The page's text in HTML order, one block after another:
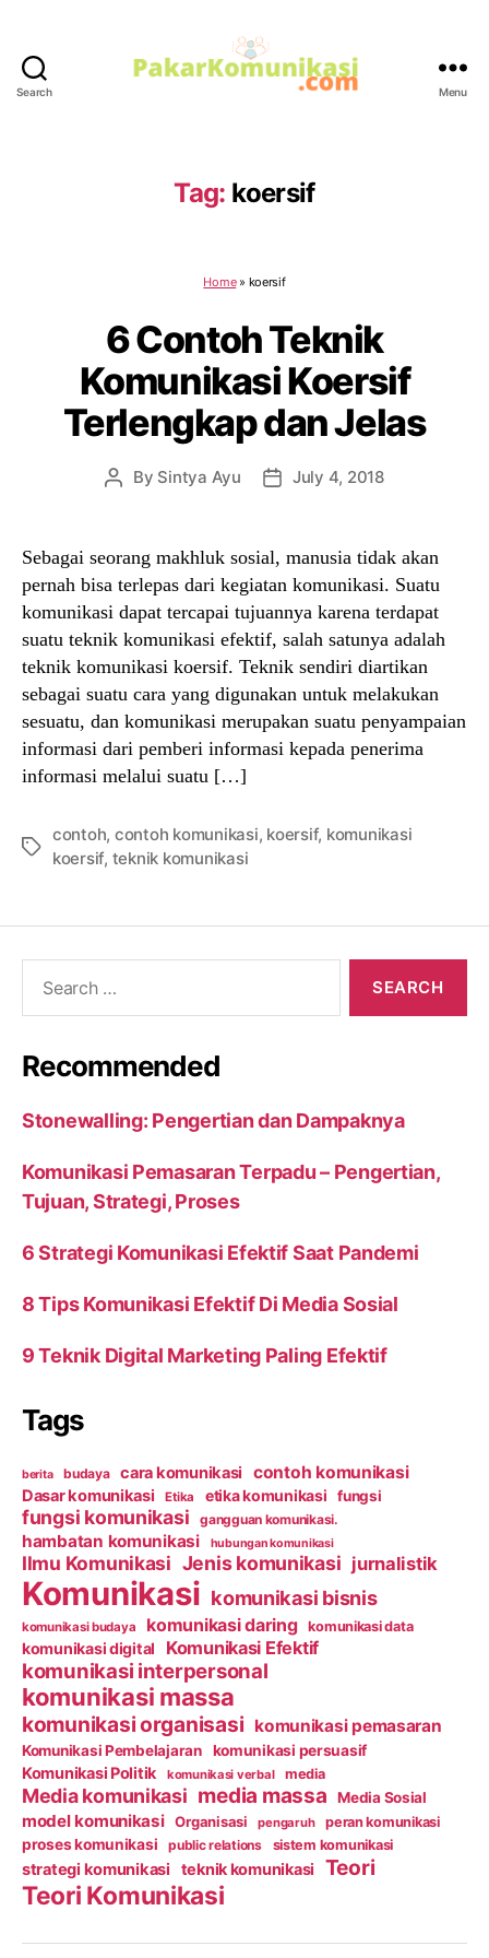
Search Menu
Tag: koersif
Home» koersif
6 Contoh Teknik
Komunikasi Koersif
Terlengkap dan Jelas
Post
By Sintya Ayu
PostJuly 4, 2018
Sebagai seorang makhluk sosial, manusia tidak akan
pernah bisa terlepas dari kegiatan komunikasi. Suatu
komunikasi dapat tercapai tujuannya karena terdapat
suatu teknik komunikasi efektif, salah satunya adalah
teknik komunikasi koersif. Teknik sendiri diartikan
sebagai suatu cara yang digunakan untuk melakukan
sesuatu, dan komunikasi merupakan suatu penyampaian
informasi dari pemberi informasi kepada penerima
informasi melalui suatu […]
Tags
contoh, contoh komunikasi, koersif, komunikasi
koersif, teknik komunikasi
Recommended
Stonewalling: Pengertian dan Dampaknya
Komunikasi Pemasaran Terpadu – Pengertian,
Tujuan, Strategi, Proses
6 Strategi Komunikasi Efektif Saat Pandemi
8 Tips Komunikasi Efektif Di Media Sosial
9 Teknik Digital Marketing Paling Efektif
Tags
berita budaya cara komunikasi contoh komunikasi
Dasar komunikasi Etika etika komunikasi fungsi
fungsi komunikasi gangguan komunikasi.
hambatan komunikasi hubungan komunikasi
Ilmu Komunikasi Jenis komunikasi jurnalistik
Komunikasi komunikasi bisnis
komunikasi budaya komunikasi daring komunikasi data
komunikasi digital Komunikasi Efektif
komunikasi interpersonal
komunikasi massa
komunikasi organisasi komunikasi pemasaran
Komunikasi Pembelajaran komunikasi persuasif
Komunikasi Politik komunikasi verbal media
Media komunikasi media massa Media Sosial
model komunikasi Organisasi pengaruh peran komunikasi
proses komunikasi public relations sistem komunikasi
strategi komunikasi teknik komunikasi Teori
Teori Komunikasi